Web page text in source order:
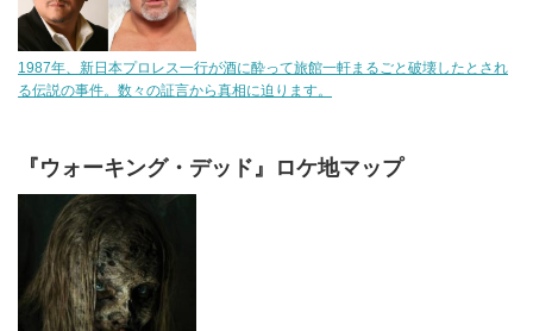
1987年、新日本プロレス一行が酒に酔って旅館一軒まるごと破壊したとされ
る伝説の事件。数々の証言から真相に迫ります。
『ウォーキング・デッド』ロケ地マップ